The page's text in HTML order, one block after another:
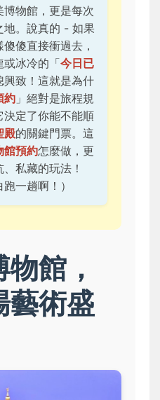
物館，更是每次
地。說真的 - 如果
傻傻直接衝過去，
或冰冷的「今日已
興致！這就是為什
約 」絕對是旅程規
定了你能不能順
殿的關鍵門票。這
館預約怎麼做，更
私藏的玩法！
一趟啊！）
館，
藝術盛